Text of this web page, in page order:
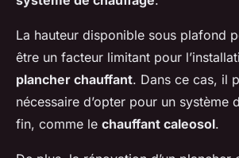
La hauteur disponible sous plafond
être un facteur limitant pour
plancher chauffant. Dans ce cas, il
nécessaire d’opter pour un système
fin, comme le chauffant caleosol.